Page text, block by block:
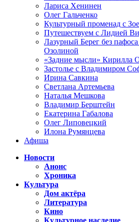
Лариса Хенинен
Олег Гальченко
Культурный променад с
Путешествуем с Лидией
Лазурный Берег без
Озолиной
«Задние мысли» Кирилла
Застолье с Владимиром
Ирина Савкина
Светлана Артемьева
Наталья Мешкова
Владимир Берштейн
Екатерина Габалова
Олег Липовецкий
Илона Румянцева
Афиша
Новости
Анонс
Хроника
Культура
Дом актёра
Литература
Кино